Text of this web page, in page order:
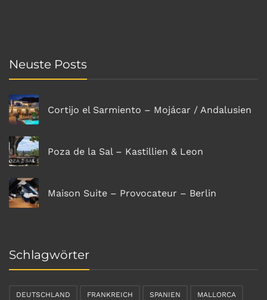
Neuste Posts
Cortijo el Sarmiento – Mojácar / Andalusien
Poza de la Sal – Kastillien & Leon
Maison Suite – Provocateur – Berlin
Schlagwörter
DEUTSCHLAND FRANKREICH SPANIEN MALLORCA